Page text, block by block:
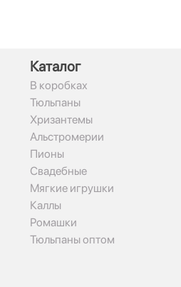
Каталог
В коробках
Тюльпаны
Хризантемы
Альстромерии
Пионы
Свадебные
Мягкие игрушки
Каллы
Ромашки
Тюльпаны оптом